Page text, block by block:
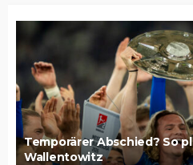
Temporärer Abschied? So
Wallentowitz